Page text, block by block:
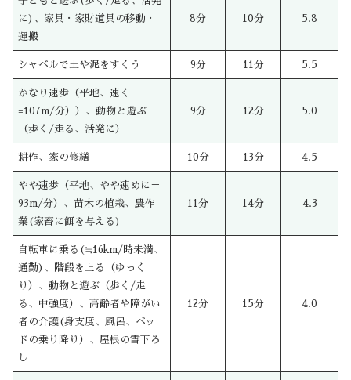
に)、家具・家財道具の移動・
運搬
8分 10分 5.8
シャベルで土や泥をすくう 9分 11分 5.5
かなり速歩（平地、速く
=107m/分））、動物と遊ぶ
（歩く/走る、活発に）
9分 12分 5.0
耕作、家の修繕 10分 13分 4.5
やや速歩（平地、やや速めに＝
93m/分）、苗木の植栽、農作
業(家畜に餌を与える)
11分 14分 4.3
自転車に乗る(≒16km/時未満、
通勤)、階段を上る（ゆっく
り）、動物と遊ぶ（歩く/走
る、中強度）、高齢者や障がい
者の介護(身支度、風呂、ベッ
ドの乗り降り）、屋根の雪下ろ
し
12分 15分 4.0